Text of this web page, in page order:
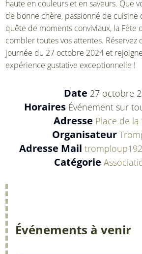
haute en couleurs et en saveurs. Que
de bonne chère, passionné de
quête de moments conviviaux, la Fête
combler toutes vos attentes. Réservez
journée du 27 octobre 2024 et
expérience gustative exceptionnelle !
Date 27 octobre
Horaires Événement sur
Adresse Place de
Organisateur
Adresse Mail
Catégorie
Événements à venir